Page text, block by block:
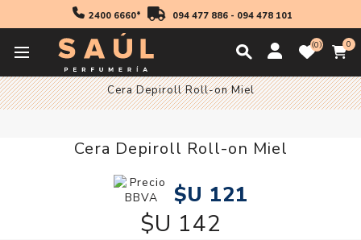
2400 6660* 094 477 886- 094 478 101
0 0
Inicio Higiene
Cera Depiroll Roll-on Miel
Cera Depiroll Roll-on Miel
$U 121
$U 142